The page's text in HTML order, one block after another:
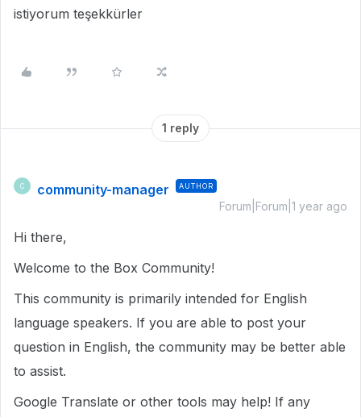
istiyorum teşekkürler
1 reply
C community-manager AUTHOR
Forum|Forum|1 year ago
Hi there,
Welcome to the Box Community!
This community is primarily intended for English
language speakers. If you are able to post your
question in English, the community may be better able
to assist.
Google Translate or other tools may help! If any